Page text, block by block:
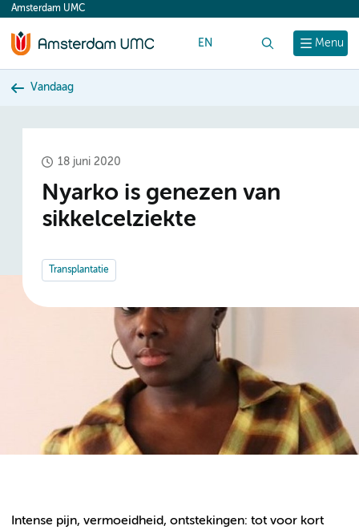
content
Menu
Amsterdam UMC
EN
Vandaag
18 juni 2020
Nyarko is genezen van
sikkelcelziekte
Transplantatie
Intense pijn, vermoeidheid, ontstekingen: tot voor kort